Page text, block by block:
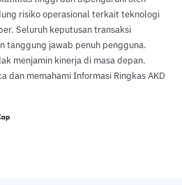
risiko operasional terkait teknologi
Seluruh keputusan transaksi
tanggung jawab penuh pengguna.
menjamin kinerja di masa depan.
dan memahami Informasi Ringkas AKD